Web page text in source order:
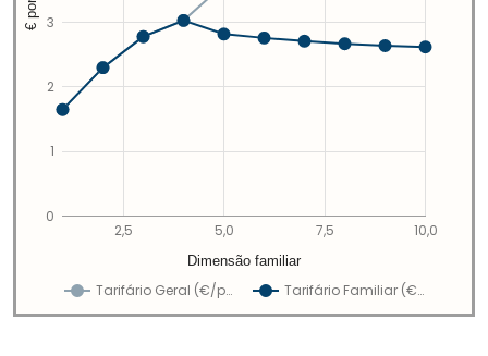
Tarifário Geral (€/p… Tarifário Familiar (€…
2,5 5,0 7,5 10,0
0
1
2
3
Dimensão familiar